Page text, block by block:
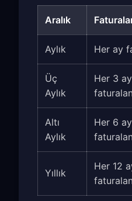
Aralık
Aylık Her ay
Üç
Aylık
Her 3
Altı
Aylık
Her 6
Yıllık
Her 12